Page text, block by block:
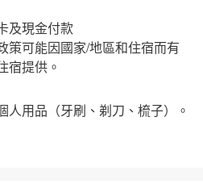
及現金付款
策可能因國家/地區和住宿而有
宿提供。
人用品（牙刷、剃刀、梳子）。